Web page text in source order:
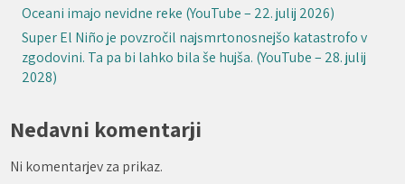
Oceani imajo nevidne reke (YouTube – 22. julij 2026)
Super El Niño je povzročil najsmrtonosnejšo katastrofo v
zgodovini. Ta pa bi lahko bila še hujša. (YouTube – 28. julij
2028)
Nedavni komentarji
Ni komentarjev za prikaz.